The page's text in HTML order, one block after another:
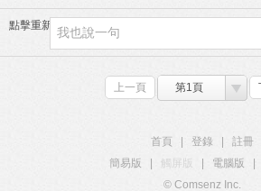
點擊重新加載
上一頁 第1頁
首頁 登錄
註冊
簡易版
電腦版
© Comsenz Inc.